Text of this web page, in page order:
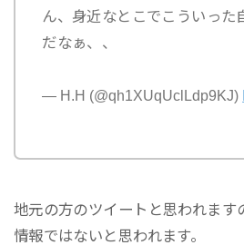
ん、身近なとこでこういった
だなぁ、、
— H.H (@qh1XUqUclLdp9KJ)
地元の方のツイートと思われます
情報ではないと思われます。